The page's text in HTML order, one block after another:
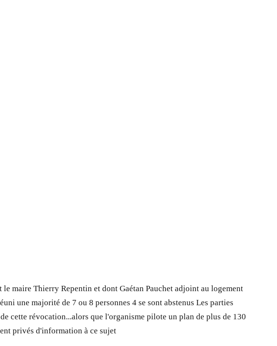
maire Thierry Repentin et dont Gaétan Pauchet adjoint au logement
une majorité de 7 ou 8 personnes 4 se sont abstenus Les parties
cette révocation...alors que l'organisme pilote un plan de plus de 130
privés d'information à ce sujet